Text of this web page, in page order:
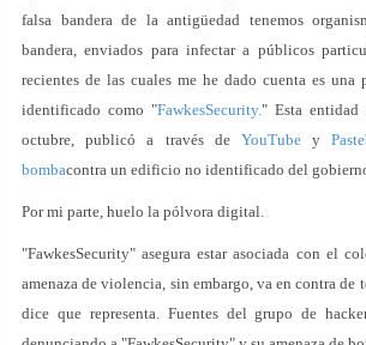
falsa bandera de la antigüedad tenemos
bandera, enviados para infectar a públicos
recientes de las cuales me he dado cuenta es una
identificado como "FawkesSecurity." Esta entidad
octubre, publicó a través de YouTube y
bombacontra un edificio no identificado del
Por mi parte, huelo la pólvora digital.
"FawkesSecurity" asegura estar asociada con el
amenaza de violencia, sin embargo, va en contra de
dice que representa. Fuentes del grupo de